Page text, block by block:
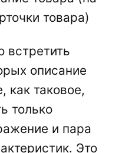
товара)
описание
как таковое,
только
и пара
Это